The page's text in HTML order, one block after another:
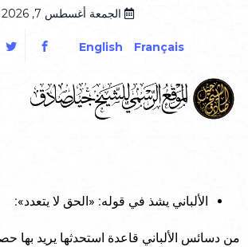
الجمعة أغسطس 7, 2026
Français
English
الألباني يشذ في قوله: «الحق لا يتعدد»:
من دسائس الألباني قاعدة استحدثها يريد بها